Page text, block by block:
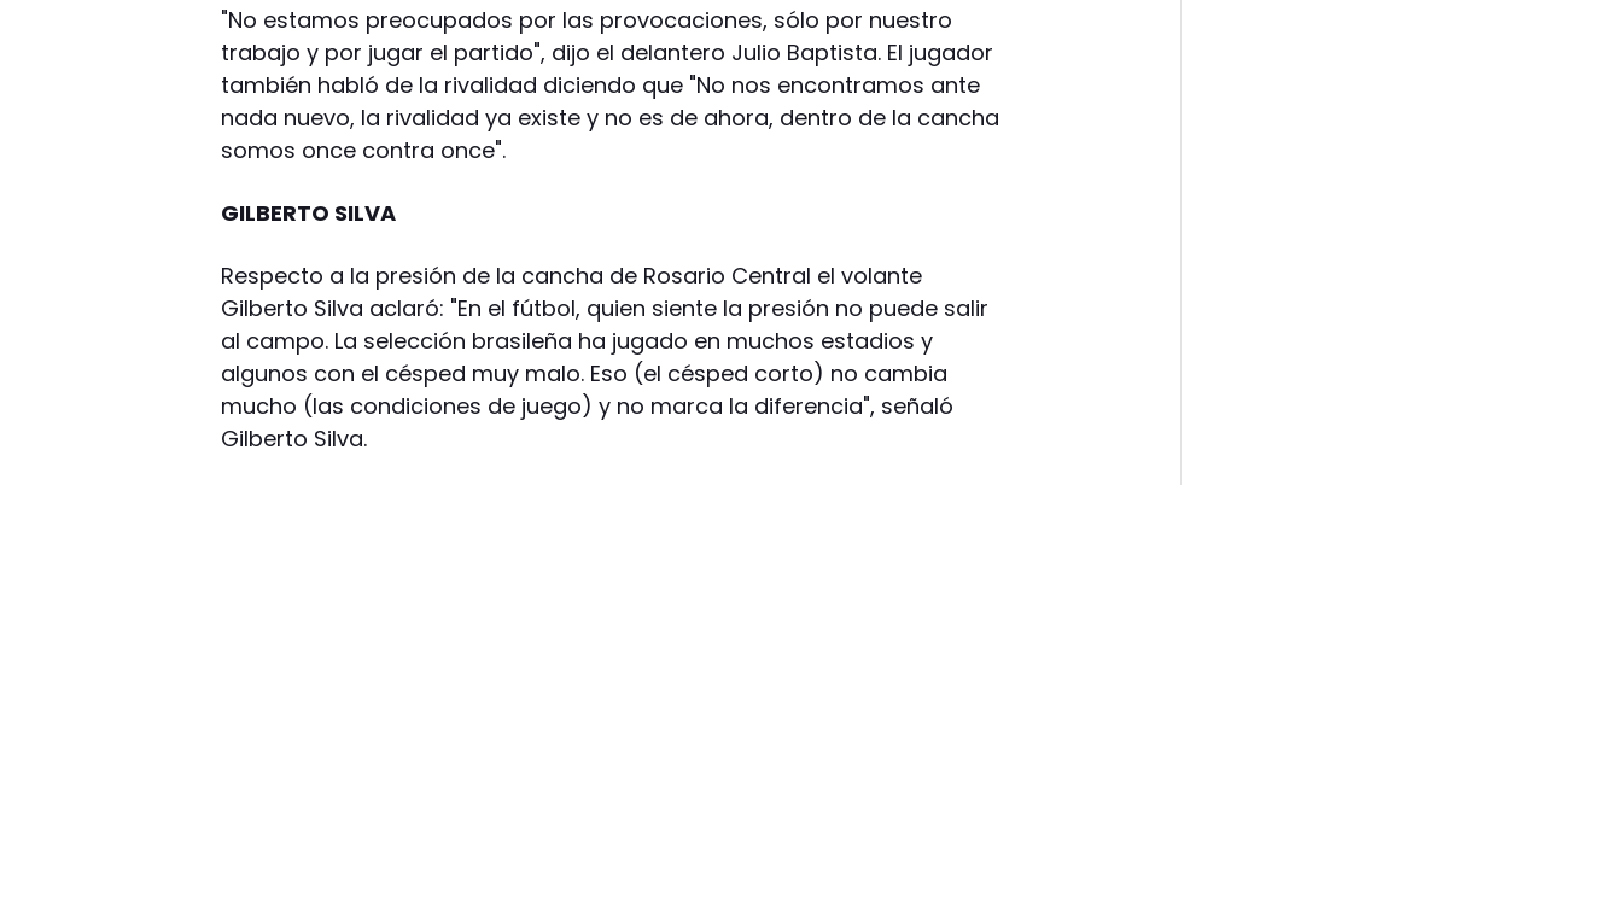
"No estamos preocupados por las provocaciones, sólo por nuestro
trabajo y por jugar el partido", dijo el delantero Julio Baptista. El jugador
también habló de la rivalidad diciendo que "No nos encontramos ante
nada nuevo, la rivalidad ya existe y no es de ahora, dentro de la cancha
somos once contra once".
GILBERTO SILVA
Respecto a la presión de la cancha de Rosario Central el volante
Gilberto Silva aclaró: "En el fútbol, quien siente la presión no puede salir
al campo. La selección brasileña ha jugado en muchos estadios y
algunos con el césped muy malo. Eso (el césped corto) no cambia
mucho (las condiciones de juego) y no marca la diferencia", señaló
Gilberto Silva.